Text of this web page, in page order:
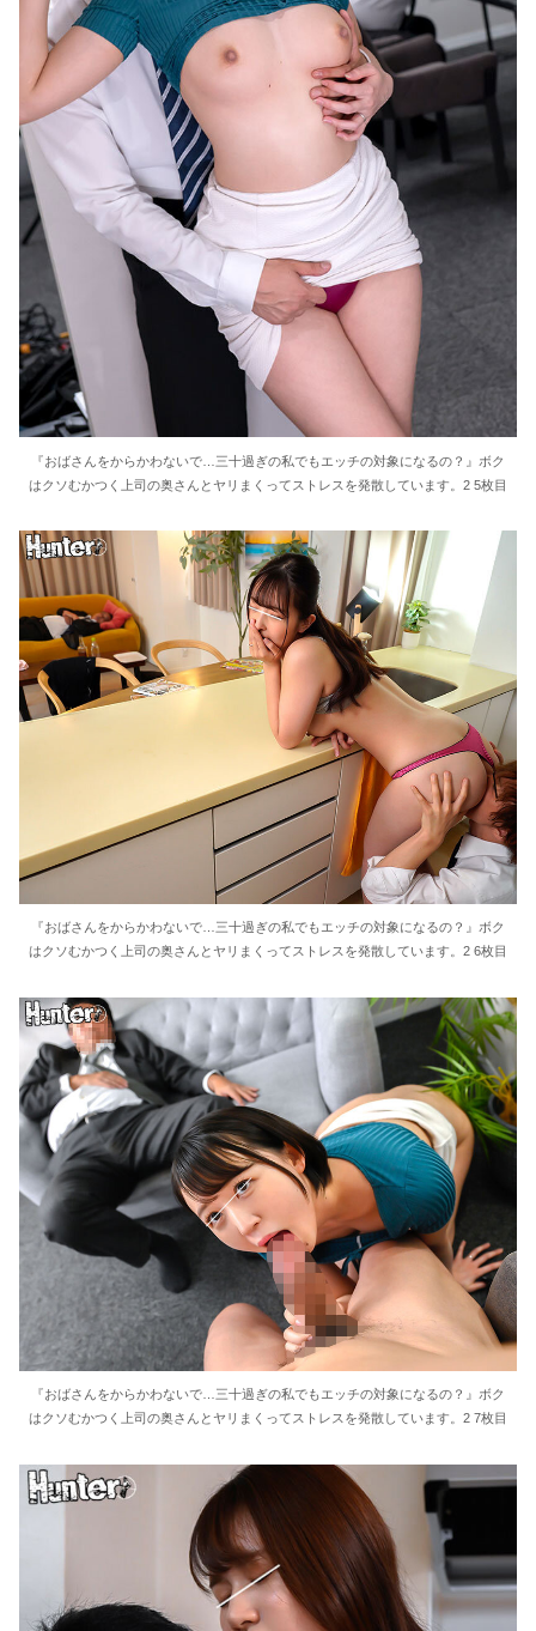
『おばさんをからかわないで…三十過ぎの私でもエッチの対象になるの？』ボク
はクソむかつく上司の奥さんとヤリまくってストレスを発散しています。2 5枚目
『おばさんをからかわないで…三十過ぎの私でもエッチの対象になるの？』ボク
はクソむかつく上司の奥さんとヤリまくってストレスを発散しています。2 6枚目
『おばさんをからかわないで…三十過ぎの私でもエッチの対象になるの？』ボク
はクソむかつく上司の奥さんとヤリまくってストレスを発散しています。2 7枚目